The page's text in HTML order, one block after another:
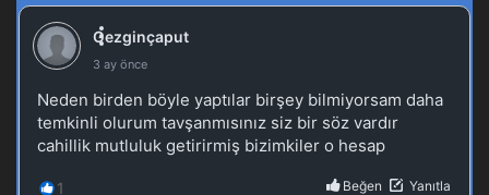
Blm 7 - Eylül 25, 2025
Shen Mu 3.Sezon 6.Bölüm
Blm 6 - Eylül 15, 2025